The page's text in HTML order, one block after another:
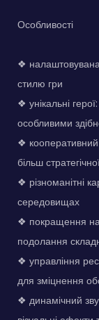
Особливості
❖
стилю гри
❖ унікальні
особливими
❖
більш
❖ різноманітні
середовищах
❖ покращення
подолання
❖ управління
для зміцнення
❖ динамічний